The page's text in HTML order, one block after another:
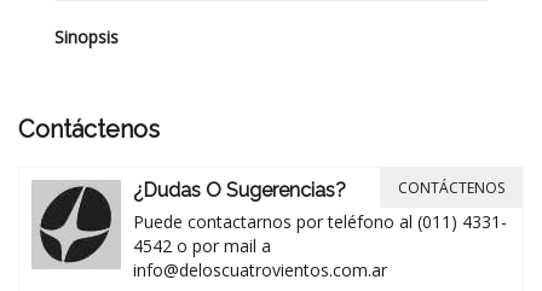
Sinopsis
Contáctenos
¿Dudas O Sugerencias?
Puede contactarnos por teléfono al (011) 4331-
4542 o por mail a
info@deloscuatrovientos.com.ar
CONTÁCTENOS